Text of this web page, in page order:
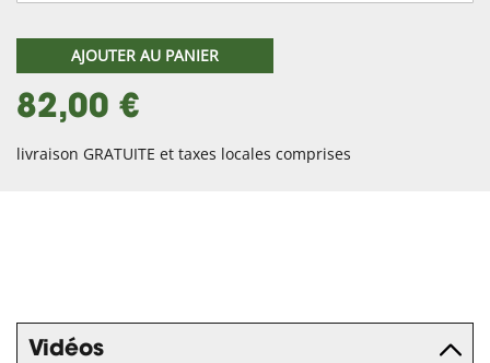
AJOUTER AU PANIER
82,00 €
livraison GRATUITE et taxes locales comprises
Vidéos